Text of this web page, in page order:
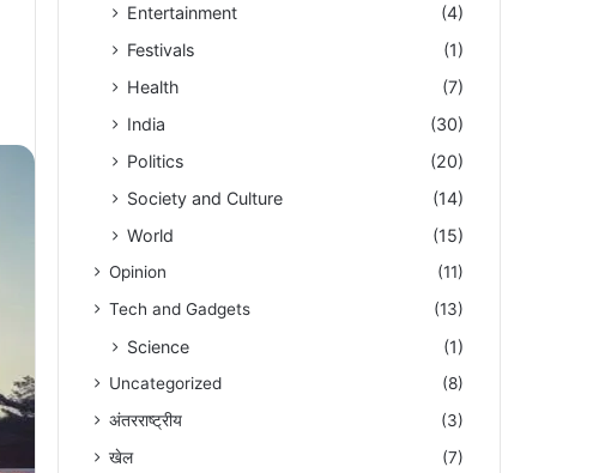
Entertainment
(4)
Festivals
(1)
Health
(7)
India
(30)
Politics
(20)
Society and Culture
(14)
World
(15)
Opinion
(11)
Tech and Gadgets
(13)
Science (1)
Uncategorized
(8)
अंतरराष्ट्रीय
(3)
खेल
(7)